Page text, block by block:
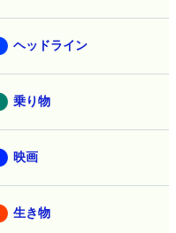
ヘッドライン
乗り物
映画
生き物